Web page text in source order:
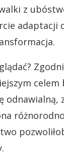
z
adaptacji
celem
odnawialną,